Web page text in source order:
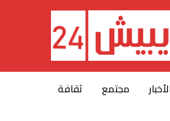
مجتمع ثقافة